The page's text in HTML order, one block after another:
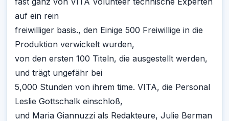
auf ein rein
freiwilliger basis., den Einige 500 Freiwillige in die
Produktion verwickelt wurden,
von den ersten 100 Titeln, die ausgestellt werden,
und trägt ungefähr bei
5,000 Stunden von ihrem time. VITA, die Personal
Leslie Gottschalk einschloß,
und Maria Giannuzzi als Redakteure, Julie Berman